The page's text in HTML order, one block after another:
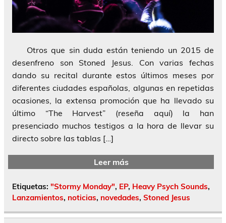
Otros que sin duda están teniendo un 2015 de
desenfreno son Stoned Jesus. Con varias fechas
dando su recital durante estos últimos meses por
diferentes ciudades españolas, algunas en repetidas
ocasiones, la extensa promoción que ha llevado su
último “The Harvest” (reseña aquí) la han
presenciado muchos testigos a la hora de llevar su
directo sobre las tablas […]
Leer más
Etiquetas: "Stormy Monday", EP, Heavy Psych Sounds,
Lanzamientos, noticias, novedades, Stoned Jesus